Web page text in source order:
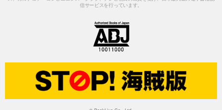
信サービスを行っています。